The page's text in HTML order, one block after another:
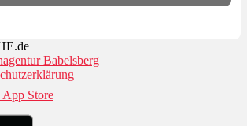
Babelsberg